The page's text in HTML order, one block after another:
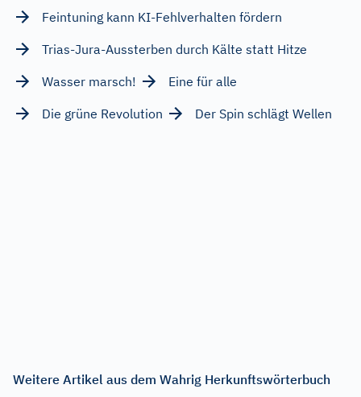
Feintuning kann KI-Fehlverhalten fördern
Trias-Jura-Aussterben durch Kälte statt Hitze
Wasser marsch!
Eine für alle
Die grüne Revolution
Der Spin schlägt Wellen
Weitere Artikel aus dem Wahrig Herkunftswörterbuch